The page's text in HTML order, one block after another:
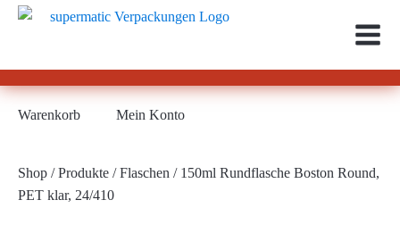
Shop /Produkte /Flaschen / 150ml Rundflasche Boston Round,
PET klar, 24/410
Warenkorb Mein Konto